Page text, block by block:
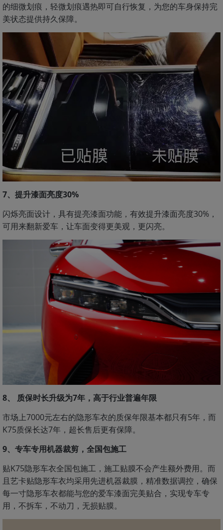
的细微划痕，轻微划痕遇热即可自行恢复，为您的车身保持完
美状态提供持久保障。
7、提升漆面亮度30%
闪烁亮面设计，具有提亮漆面功能，有效提升漆面亮度30%，
可用来翻新爱车，让车面变得更美观，更闪亮。
8、 质保时长升级为7年，高于行业普遍年限
市场上7000元左右的隐形车衣的质保年限基本都只有5年，而
K75质保长达7年，超长售后更有保障。
9、专车专用机器裁剪，全国包施工
贴K75隐形车衣全国包施工，施工贴膜不会产生额外费用。而
且艺卡贴隐形车衣均采用先进机器裁膜，精准数据调控，确保
每一寸隐形车衣都能与您的爱车漆面完美贴合，实现专车专
用，不拆车，不动刀，无损贴膜。